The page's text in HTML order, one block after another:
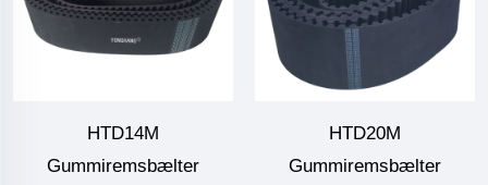
HTD14M
Gummiremsbælter
HTD20M
Gummiremsbælter